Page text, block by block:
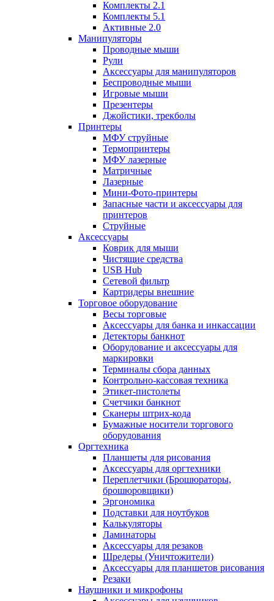
Комплекты 2.1
Комплекты 5.1
Активные 2.0
Манипуляторы
Проводные мыши
Рули
Аксессуары для манипуляторов
Беспроводные мыши
Игровые мыши
Презентеры
Джойстики, трекболы
Принтеры
МФУ струйные
Термопринтеры
МФУ лазерные
Матричные
Лазерные
Мини-Фото-принтеры
Запасные части и аксессуары для
принтеров
Струйные
Аксессуары
Коврик для мыши
Чистящие средства
USB Hub
Сетевой фильтр
Картридеры внешние
Торговое оборудование
Весы торговые
Аксессуары для банка и инкассации
Детекторы банкнот
Оборудование и аксессуары для
маркировки
Терминалы сбора данных
Контрольно-кассовая техника
Этикет-пистолеты
Счетчики банкнот
Сканеры штрих-кода
Бумажные носители торгового
оборудования
Оргтехника
Планшеты для рисования
Аксессуары для оргтехники
Переплетчики (Брошюраторы,
брошюровщики)
Эргономика
Подставки для ноутбуков
Калькуляторы
Ламинаторы
Аксессуары для резаков
Шредеры (Уничтожители)
Аксессуары для планшетов рисования
Резаки
Наушники и микрофоны